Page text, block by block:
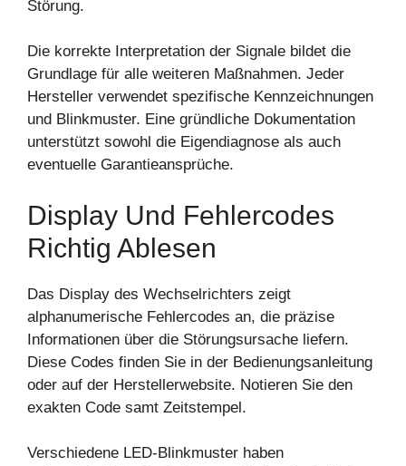
Störung.
Die korrekte Interpretation der Signale bildet die
Grundlage für alle weiteren Maßnahmen. Jeder
Hersteller verwendet spezifische Kennzeichnungen
und Blinkmuster. Eine gründliche Dokumentation
unterstützt sowohl die Eigendiagnose als auch
eventuelle Garantieansprüche.
Display Und Fehlercodes
Richtig Ablesen
Das Display des Wechselrichters zeigt
alphanumerische Fehlercodes an, die präzise
Informationen über die Störungsursache liefern.
Diese Codes finden Sie in der Bedienungsanleitung
oder auf der Herstellerwebsite. Notieren Sie den
exakten Code samt Zeitstempel.
Verschiedene LED-Blinkmuster haben